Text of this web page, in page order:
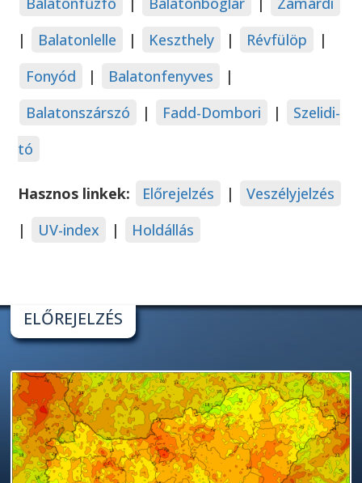
|
Balatonlelle | Keszthely | Révfülöp
|
Fonyód
| Balatonfenyves
|
Balatonszárszó
| Fadd-Dombori |
Szelidi-
tó
Hasznos linkek: Előrejelzés |
Veszélyjelzés
|
UV-index | Holdállás
ELŐREJELZÉS